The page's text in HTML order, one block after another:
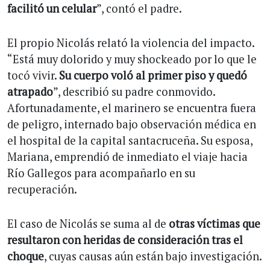
facilitó un celular”, contó el padre.
El propio Nicolás relató la violencia del impacto.
“Está muy dolorido y muy shockeado por lo que le
tocó vivir. Su cuerpo voló al primer piso y quedó
atrapado”, describió su padre conmovido.
Afortunadamente, el marinero se encuentra fuera
de peligro, internado bajo observación médica en
el hospital de la capital santacruceña. Su esposa,
Mariana, emprendió de inmediato el viaje hacia
Río Gallegos para acompañarlo en su
recuperación.
El caso de Nicolás se suma al de otras víctimas que
resultaron con heridas de consideración tras el
choque, cuyas causas aún están bajo investigación.